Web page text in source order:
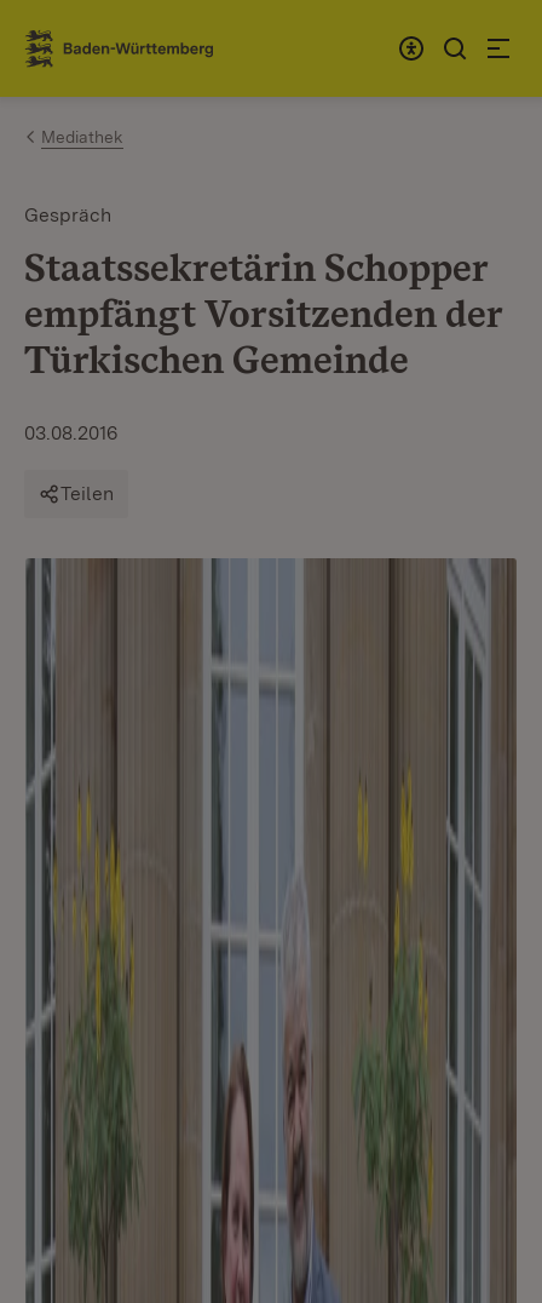
Zum Inhalt springen
Link zur Startseite
Mediathek
Gespräch
Staatssekretärin Schopper
empfängt Vorsitzenden der
Türkischen Gemeinde
03.08.2016
Teilen